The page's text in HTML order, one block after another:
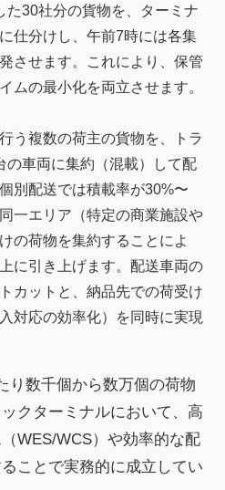
た30社分の貨物を、ターミナ
仕分けし、午前7時には各集
させます。これにより、保管
ムの最小化を両立させます。
う複数の荷主の貨物を、トラ
の車両に集約（混載）して配
別配送では積載率が30%〜
一エリア（特定の商業施設や
の荷物を集約することによ
に引き上げます。配送車両の
カットと、納品先での荷受け
対応の効率化）を同時に実現
り数千個から数万個の荷物
クターミナルにおいて、高
WES/WCS）や効率的な配
ことで実務的に成立してい